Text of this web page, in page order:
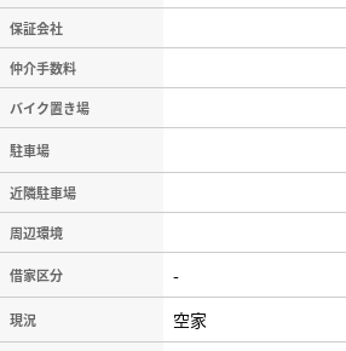
保証会社
仲介手数料
バイク置き場
駐車場
近隣駐車場
周辺環境
借家区分 -
現況 空家